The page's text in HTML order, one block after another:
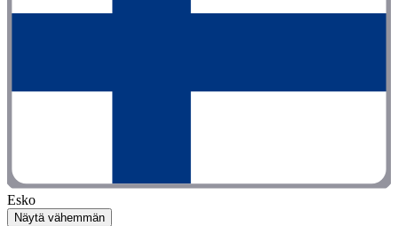
Esko
Näytä vähemmän